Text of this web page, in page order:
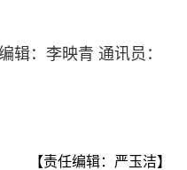
辑：李映青 通讯员：
【责任编辑：严玉洁】